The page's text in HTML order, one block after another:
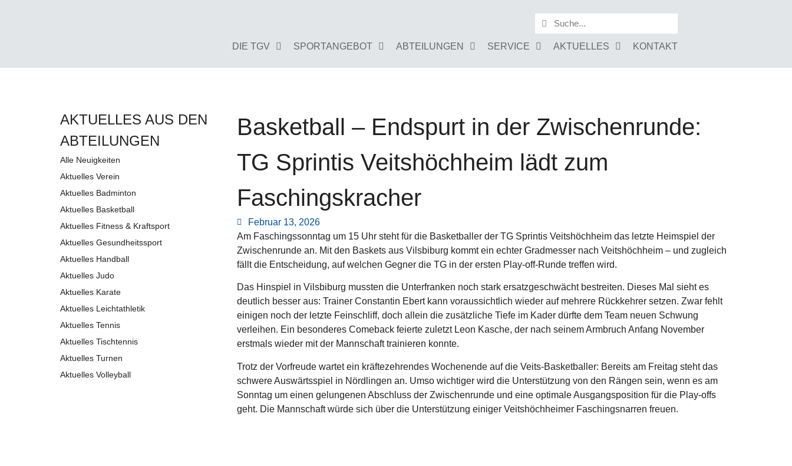
DIE TGV SPORTANGEBOT ABTEILUNGEN SERVICE AKTUELLES KONTAKT
AKTUELLES AUS DEN
AB­TEI­LUNG­EN
Alle Neuigkeiten
Aktuelles Verein
Aktuelles Badminton
Aktuelles Basketball
Aktuelles Fitness & Kraftsport
Aktuelles Gesundheitssport
Aktuelles Handball
Aktuelles Judo
Aktuelles Karate
Aktuelles Leichtathletik
Aktuelles Tennis
Aktuelles Tischtennis
Aktuelles Turnen
Aktuelles Volleyball
Basketball – Endspurt in der Zwischenrunde:
TG Sprintis Veitshöchheim lädt zum
Faschingskracher
Februar 13, 2026
Am Faschingssonntag um 15 Uhr steht für die Basketballer der TG Sprintis Veitshöchheim das letzte Heimspiel der
Zwischenrunde an. Mit den Baskets aus Vilsbiburg kommt ein echter Gradmesser nach Veitshöchheim – und zugleich
fällt die Entscheidung, auf welchen Gegner die TG in der ersten Play-off-Runde treffen wird.
Das Hinspiel in Vilsbiburg mussten die Unterfranken noch stark ersatzgeschwächt bestreiten. Dieses Mal sieht es
deutlich besser aus: Trainer Constantin Ebert kann voraussichtlich wieder auf mehrere Rückkehrer setzen. Zwar fehlt
einigen noch der letzte Feinschliff, doch allein die zusätzliche Tiefe im Kader dürfte dem Team neuen Schwung
verleihen. Ein besonderes Comeback feierte zuletzt Leon Kasche, der nach seinem Armbruch Anfang November
erstmals wieder mit der Mannschaft trainieren konnte.
Trotz der Vorfreude wartet ein kräftezehrendes Wochenende auf die Veits-Basketballer: Bereits am Freitag steht das
schwere Auswärtsspiel in Nördlingen an. Umso wichtiger wird die Unterstützung von den Rängen sein, wenn es am
Sonntag um einen gelungenen Abschluss der Zwischenrunde und eine optimale Ausgangsposition für die Play-offs
geht. Die Mannschaft würde sich über die Unterstützung einiger Veitshöchheimer Faschingsnarren freuen.